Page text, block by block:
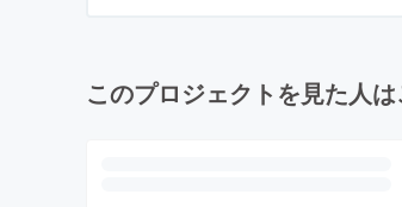
このプロジェクトを見た人